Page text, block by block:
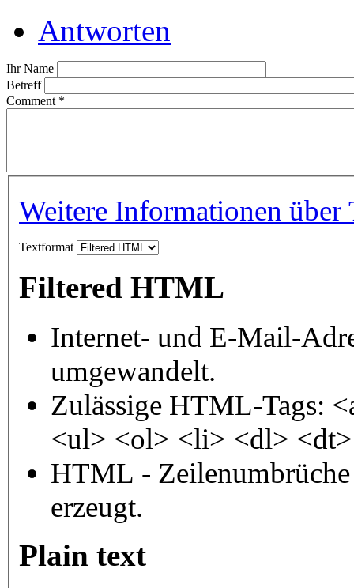
Antworten
Ihr Name
Betreff
Comment *
Weitere Informationen über
Textformat
Filtered HTML
Internet- und E-Mail-
umgewandelt.
Zulässige HTML-Tags:
<ul> <ol> <li> <dl>
HTML - Zeilenumbrüche
erzeugt.
Plain text